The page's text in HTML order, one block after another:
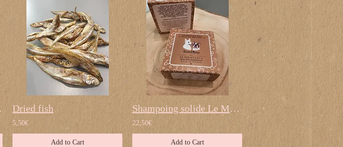
Dried fish
5,50€
Add to Cart
Shampoing solide Le Miraculeux by Dexter & Mango
22,50€
Add to Cart